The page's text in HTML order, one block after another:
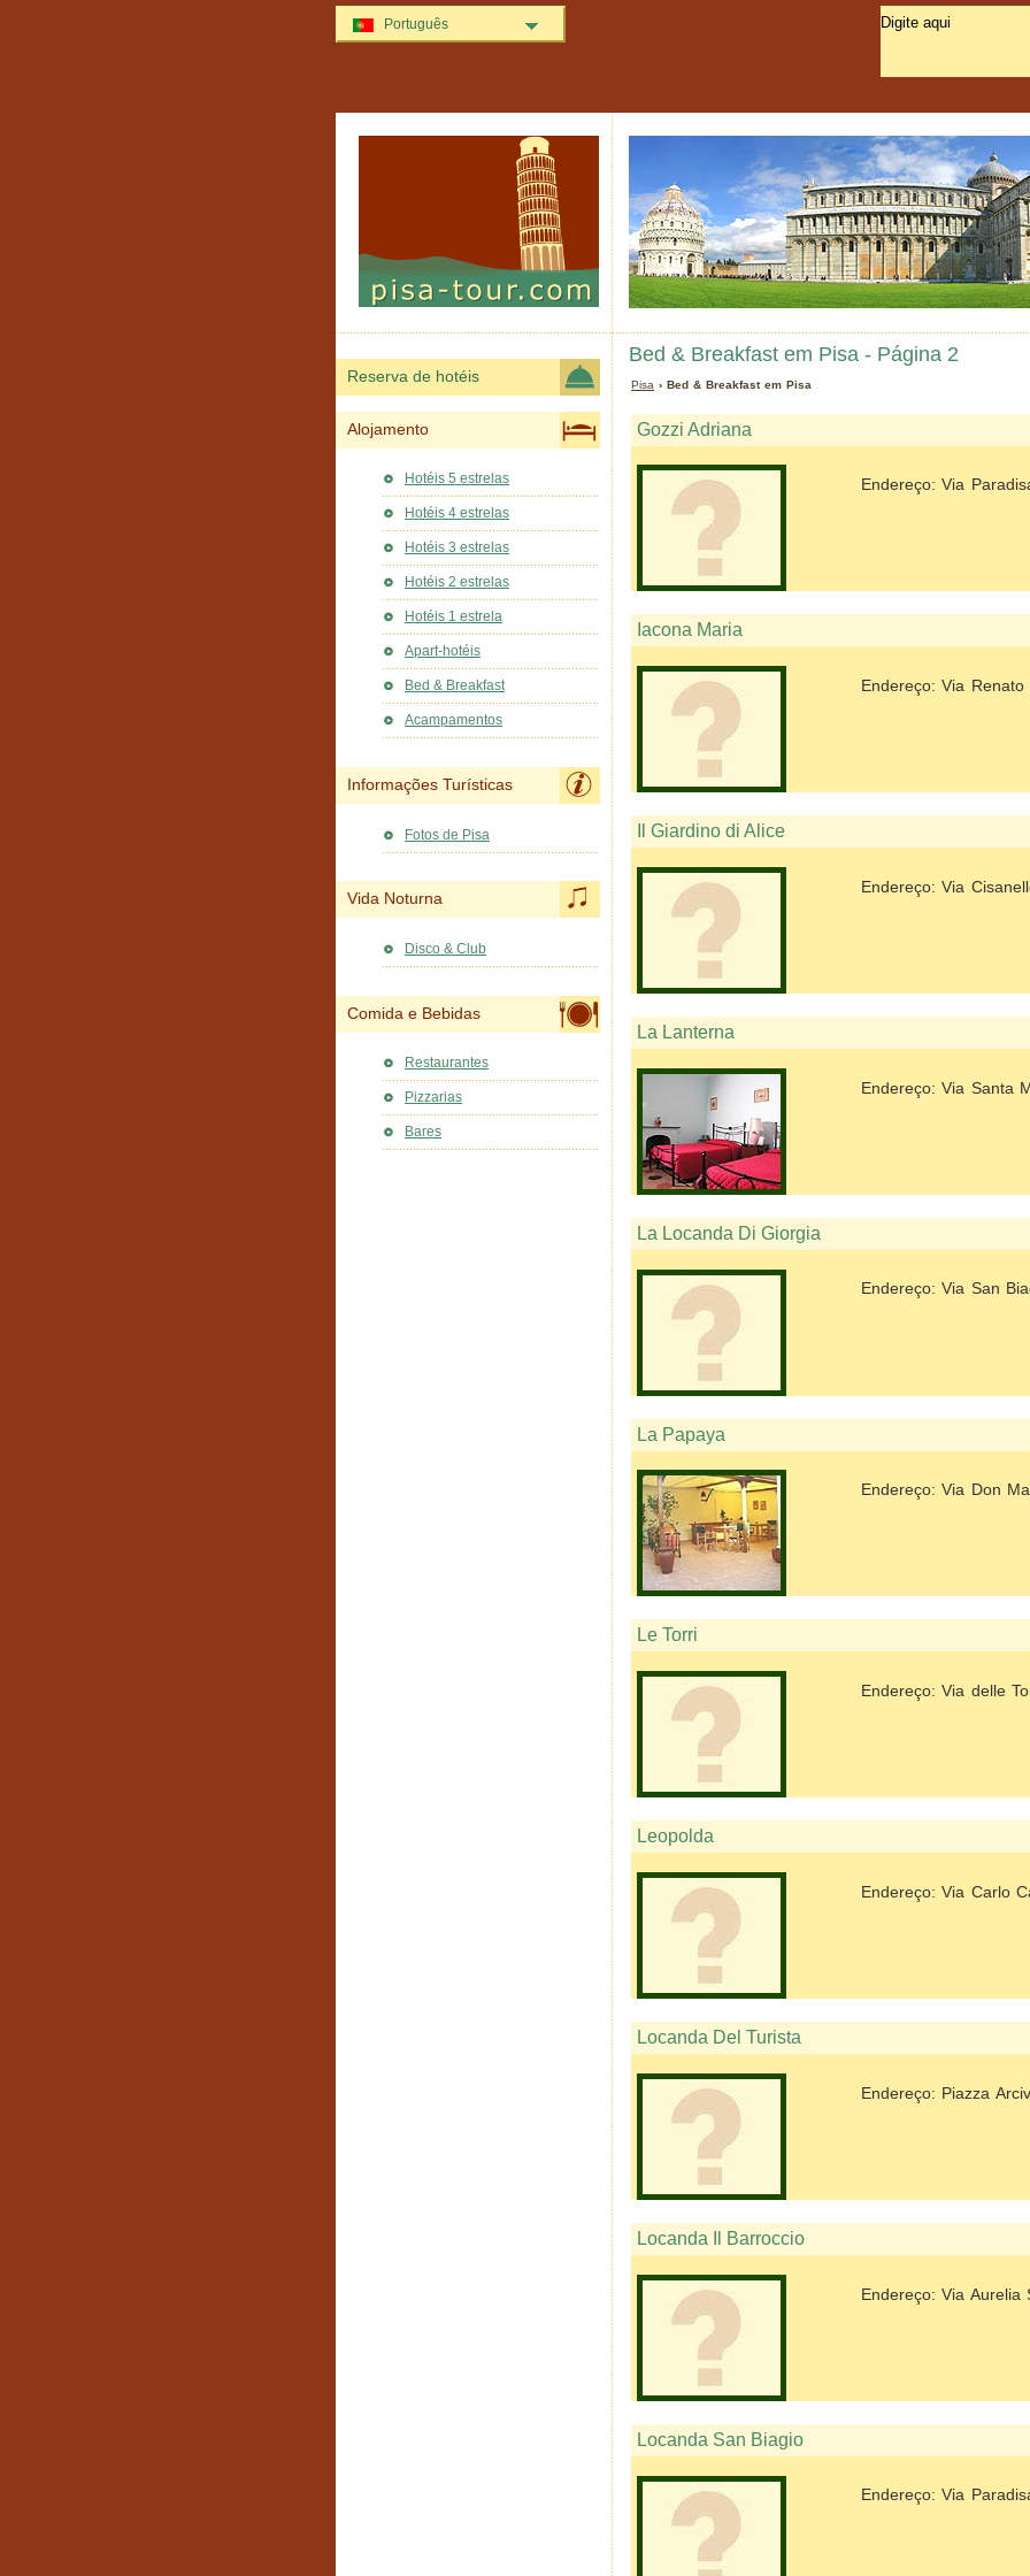
Bed & Breakfast em Pisa - Página 2
Pisa › Bed & Breakfast em Pisa
Gozzi Adriana
Endereço: Via
Iacona Maria
Endereço: Via Renato
Il Giardino di Alice
Endereço: Via
La Lanterna
Endereço: Via Santa
La Locanda Di Giorgia
Endereço: Via San
La Papaya
Endereço: Via Don
Le Torri
Endereço: Via delle
Leopolda
Endereço: Via Carlo
Locanda Del Turista
Endereço: Piazza
Locanda Il Barroccio
Endereço: Via Aurelia
Locanda San Biagio
Endereço: Via
Reserva de hotéis
Alojamento
Hotéis 5 estrelas
Hotéis 4 estrelas
Hotéis 3 estrelas
Hotéis 2 estrelas
Hotéis 1 estrela
Apart-hotéis
Bed & Breakfast
Acampamentos
Informações Turísticas
Fotos de Pisa
Vida Noturna
Disco & Club
Comida e Bebidas
Restaurantes
Pizzarias
Bares
Português